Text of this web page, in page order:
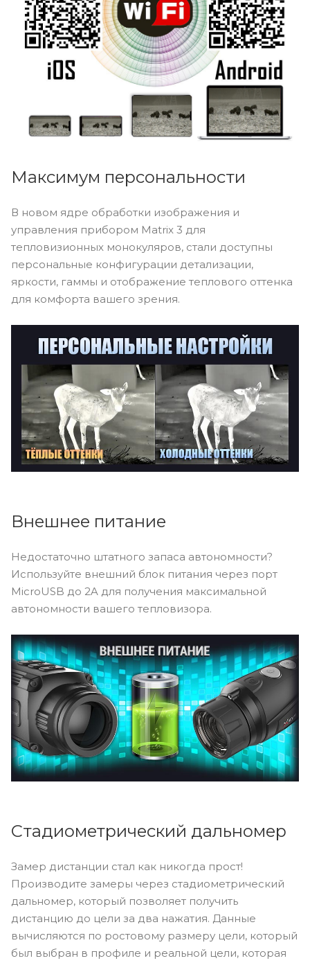
Максимум персональности
В новом ядре обработки изображения и
управления прибором Matrix 3 для
тепловизионных монокуляров, стали доступны
персональные конфигурации детализации,
яркости, гаммы и отображение теплового оттенка
для комфорта вашего зрения.
Внешнее питание
Недостаточно штатного запаса автономности?
Используйте внешний блок питания через порт
MicroUSB до 2A для получения максимальной
автономности вашего тепловизора.
Стадиометрический дальномер
Замер дистанции стал как никогда прост!
Производите замеры через стадиометрический
дальномер, который позволяет получить
дистанцию до цели за два нажатия. Данные
вычисляются по ростовому размеру цели, который
был выбран в профиле и реальной цели, которая